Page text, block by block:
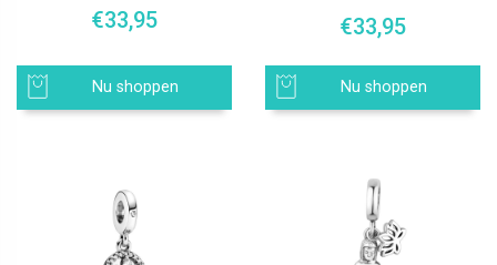
€33,95
Nu shoppen
€33,95
Nu shoppen